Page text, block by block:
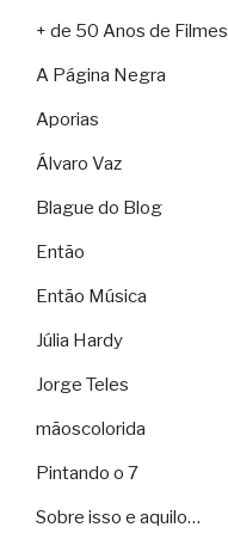
+ de 50 Anos de Filmes
A Página Negra
Aporias
Álvaro Vaz
Blague do Blog
Então
Então Música
Júlia Hardy
Jorge Teles
mãoscolorida
Pintando o 7
Sobre isso e aquilo…